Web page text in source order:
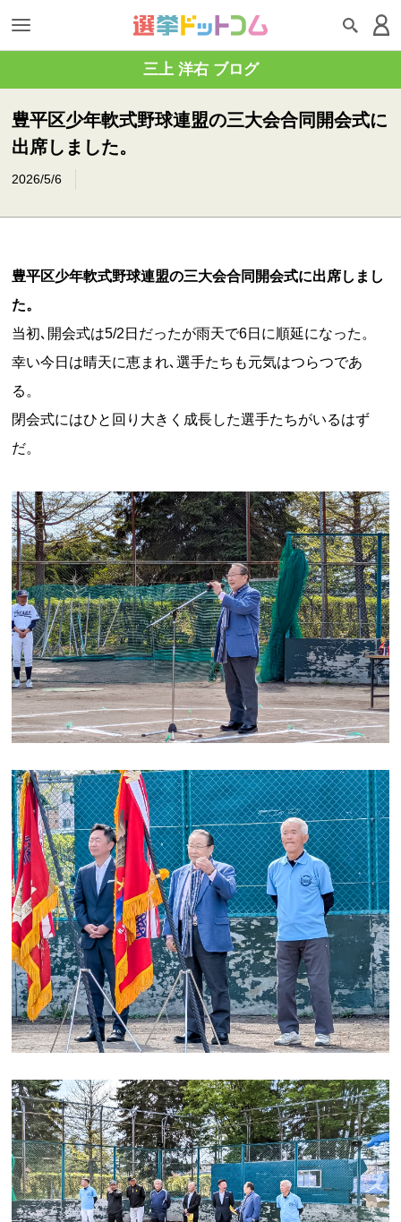
三上 洋右 ブログ
豊平区少年軟式野球連盟の三大会合同開会式に
出席しました。
2026/5/6
豊平区少年軟式野球連盟の三大会合同開会式に出席しまし
た。
当初､開会式は5/2日だったが雨天で6日に順延になった。
幸い今日は晴天に恵まれ､選手たちも元気はつらつであ
る。
閉会式にはひと回り大きく成長した選手たちがいるはず
だ。